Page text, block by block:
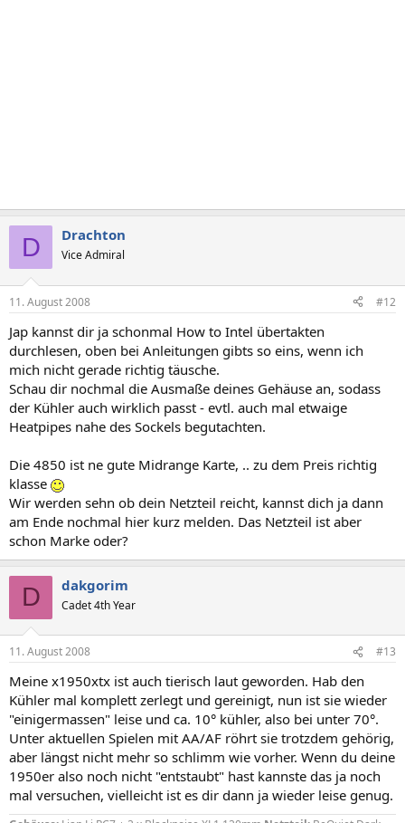
D Drachton
Vice Admiral
11. August 2008 #12
Jap kannst dir ja schonmal How to Intel übertakten
durchlesen, oben bei Anleitungen gibts so eins, wenn ich
mich nicht gerade richtig täusche.
Schau dir nochmal die Ausmaße deines Gehäuse an, sodass
der Kühler auch wirklich passt - evtl. auch mal etwaige
Heatpipes nahe des Sockels begutachten.
Die 4850 ist ne gute Midrange Karte, .. zu dem Preis richtig
klasse
Wir werden sehn ob dein Netzteil reicht, kannst dich ja dann
am Ende nochmal hier kurz melden. Das Netzteil ist aber
schon Marke oder?
D dakgorim
Cadet 4th Year
11. August 2008 #13
Meine x1950xtx ist auch tierisch laut geworden. Hab den
Kühler mal komplett zerlegt und gereinigt, nun ist sie wieder
"einigermassen" leise und ca. 10° kühler, also bei unter 70°.
Unter aktuellen Spielen mit AA/AF röhrt sie trotzdem gehörig,
aber längst nicht mehr so schlimm wie vorher. Wenn du deine
1950er also noch nicht "entstaubt" hast kannste das ja noch
mal versuchen, vielleicht ist es dir dann ja wieder leise genug.